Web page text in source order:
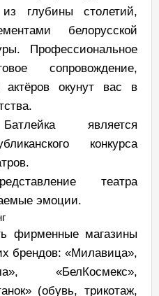
глубины столетий,
белорусской
Профессиональное
сопровождение,
актёров окунут вас в
является
конкурса
театра
эмоции.
фирменные магазины
брендов: «Милавица»,
«БелКосмекс»,
(обувь, трикотаж,